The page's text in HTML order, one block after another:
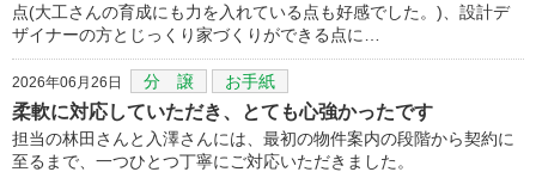
点(大工さんの育成にも力を入れている点も好感でした。)、設計デ
ザイナーの方とじっくり家づくりができる点に…
2026年06月26日 分 譲 お手紙
柔軟に対応していただき、とても心強かったです
担当の林田さんと入澤さんには、最初の物件案内の段階から契約に
至るまで、一つひとつ丁寧にご対応いただきました。